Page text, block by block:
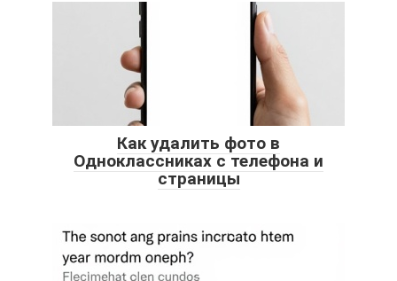
Как удалить фото в
Одноклассниках с телефона и
страницы